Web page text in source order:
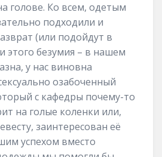
голове. Ко всем, одетым
подходили и
(или подойдут в
этого безумия – в нашем
у нас виновна
озабоченный
с кафедры почему-то
на голые коленки или,
заинтересован её
успехом вместо